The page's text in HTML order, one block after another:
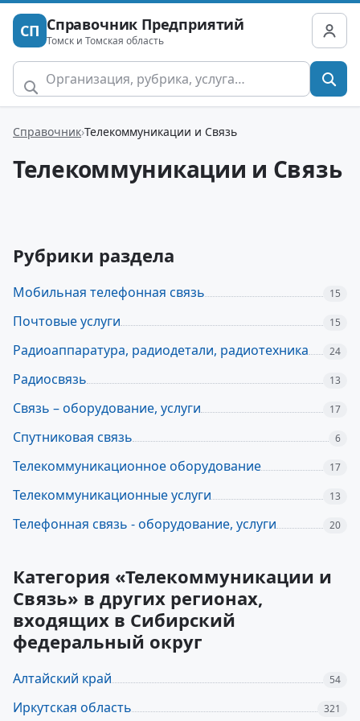
СП Справочник Предприятий
Томск и Томская область
Справочник Телекоммуникации и Связь
Телекоммуникации и Связь
Рубрики раздела
Мобильная телефонная связь 15
Почтовые услуги 15
Радиоаппаратура, радиодетали, радиотехника 24
Радиосвязь 13
Связь – оборудование, услуги 17
Спутниковая связь 6
Телекоммуникационное оборудование 17
Телекоммуникационные услуги 13
Телефонная связь - оборудование, услуги 20
Категория «Телекоммуникации и
Связь» в других регионах,
входящих в Сибирский
федеральный округ
Алтайский край 54
Иркутская область 321